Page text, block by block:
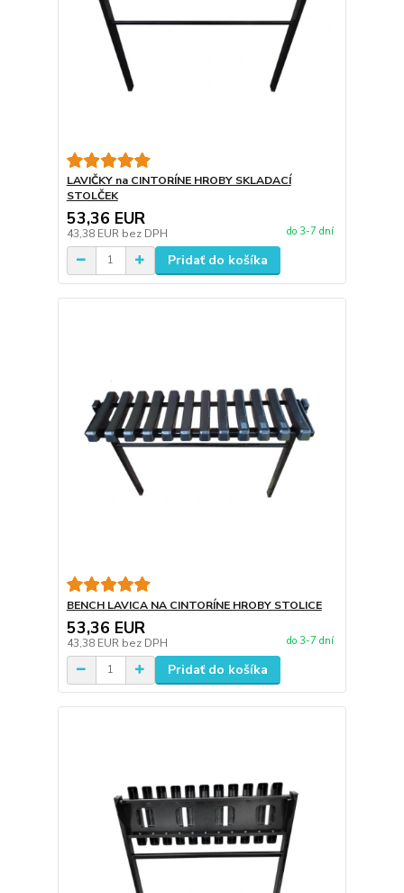
LAVIČKY na CINTORÍNE HROBY SKLADACÍ
STOLČEK
53,36 EUR
43,38 EUR bez DPH do 3-7 dní
Pridať do košíka
BENCH LAVICA NA CINTORÍNE HROBY STOLICE
53,36 EUR
43,38 EUR bez DPH do 3-7 dní
Pridať do košíka